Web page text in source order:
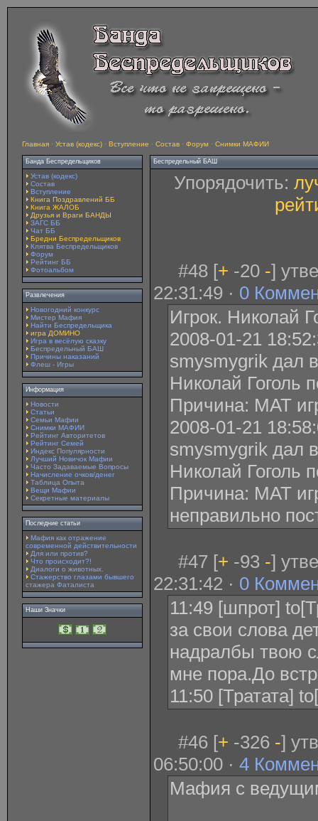
Главная · Устав (кодекс) · Вступление · Состав · Форум · Снимки МАФИИ
Банда Беспредельщиков
Устав (кодекс)
Состав
Вступление
Книга Поздравлений ББ
Книга ЖАЛОБ
Друзья и Враги БАНДЫ
ЗАГС ББ
Чат ББ
Бредни Беспредельщиков
Клятва Беспредельщиков
Форум
Рейтинг ББ
Фотоальбом
Развлечения
Новогодний конкурс
Мистер Мафия
Найти Беспредельщика
игра ДОМИНО
Игра в весёлую сказку
Беспредельный БАШ
Причины наказаний
Флеш - Игры
Информация
Новости
Статьи
Семьи Мафии
Снимки МАФИИ
Рейтинг Авторитетов
Рейтинг Семей
Индекс Популярности
Лучший Новичок Мафии
Часто Задаваемые Вопросы
Начисление очков/денег
Таблица Опыта
Вещи Мафии
Секретные материалы
Последние статьи
Мафия как отражение
современной действительности
Для или против?
Что происходит?!
Диалоги о животных.
Стажерство глазами бывшего
стажера Фаталиста
Наши Значки
Беспредельный БАШ
Упорядочить:
#48 [+ -20 -]
22:31:49 · 0
Игрок. Николай
2008-01-21
smysmygrik дал
Николай Гоголь
Причина: МАТ
2008-01-21
smysmygrik дал
Николай Гоголь
Причина: МАТ
неправильно
#47 [+ -93 -]
22:31:42 · 0
11:49 [шпрот]
за свои слова
надралбы твою
мне пора.До
11:50 [Тратата]
#46 [+ -326 -]
06:50:00 · 4
Мафия с